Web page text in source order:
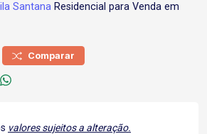
Santana Residencial para Venda em
Comparar
valores sujeitos a alteração.